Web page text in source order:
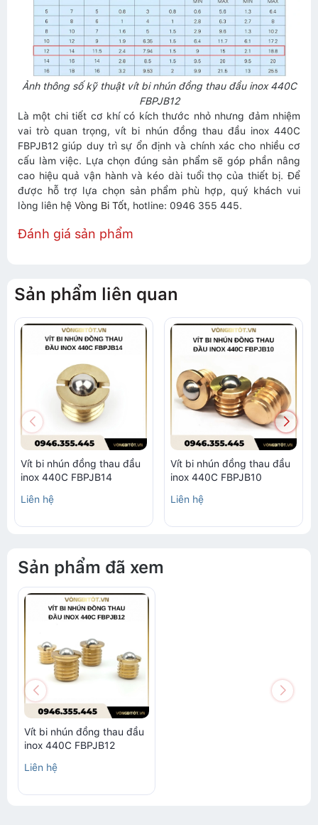
Ảnh thông số kỹ thuật vít bi nhún đồng thau đầu inox 440C
FBPJB12
Là một chi tiết cơ khí có kích thước nhỏ nhưng đảm nhiệm
vai trò quan trọng, vít bi nhún đồng thau đầu inox 440C
FBPJB12 giúp duy trì sự ổn định và chính xác cho nhiều cơ
cấu làm việc. Lựa chọn đúng sản phẩm sẽ góp phần nâng
cao hiệu quả vận hành và kéo dài tuổi thọ của thiết bị. Để
được hỗ trợ lựa chọn sản phẩm phù hợp, quý khách vui
lòng liên hệ Vòng Bi Tốt, hotline: 0946 355 445.
Đánh giá sản phẩm
Sản phẩm liên quan
Vít bi nhún đồng thau đầu
inox 440C FBPJB14
Liên hệ
Vít bi nhún đồng thau đầu
inox 440C FBPJB10
Liên hệ
Sản phẩm đã xem
Vít bi nhún đồng thau đầu
inox 440C FBPJB12
Liên hệ